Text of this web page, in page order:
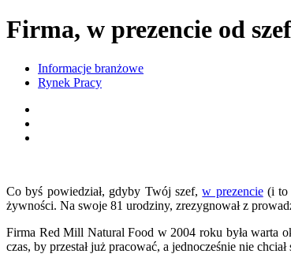
Firma, w prezencie od
Informacje branżowe
Rynek Pracy
Co byś powiedział, gdyby Twój szef,w prezencie(i to
żywności. Na swoje 81 urodziny, zrezygnował z
Firma Red Mill Natural Food w 2004 roku była warta
czas, by przestał już pracować, a jednocześnie nie